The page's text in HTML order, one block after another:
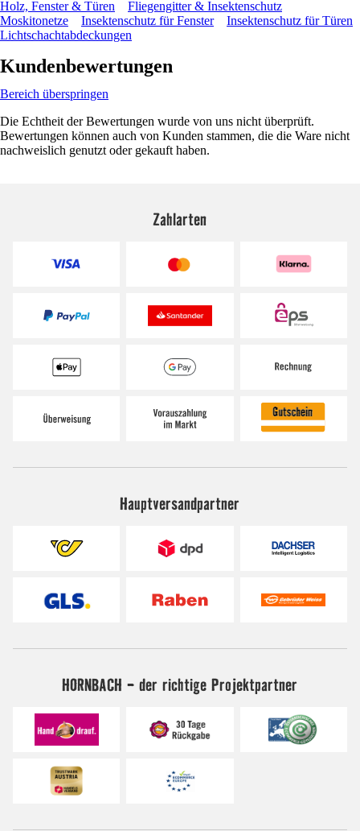
Holz, Fenster & Türen
Fliegengitter & Insektenschutz
Moskitonetze
Insektenschutz für Fenster
Insektenschutz für Türen
Lichtschachtabdeckungen
Kundenbewertungen
Bereich überspringen
Die Echtheit der Bewertungen wurde von uns nicht überprüft.
Bewertungen können auch von Kunden stammen, die die Ware nicht
nachweislich genutzt oder gekauft haben.
Zahlarten
Hauptversandpartner
HORNBACH - der richtige Projektpartner